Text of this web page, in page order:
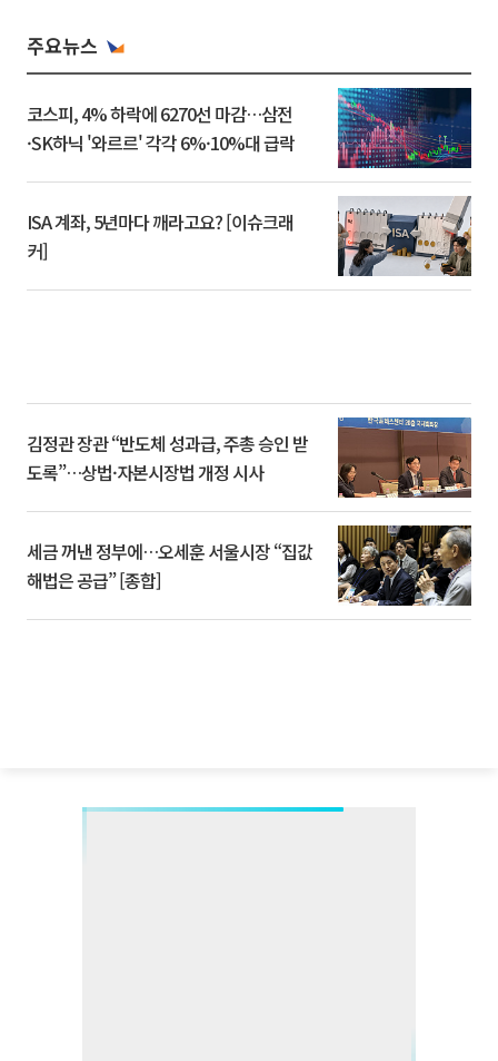
주요뉴스
코스피, 4% 하락에 6270선 마감…삼전
·SK하닉 '와르르' 각각 6%·10%대 급락
ISA 계좌, 5년마다 깨라고요? [이슈크래
커]
김정관 장관 “반도체 성과급, 주총 승인 받
도록”…상법·자본시장법 개정 시사
세금 꺼낸 정부에…오세훈 서울시장 “집값
해법은 공급” [종합]